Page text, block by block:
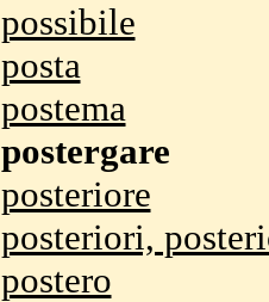
possibile
posta
postema
postergare
posteriore
posteriori,
postero